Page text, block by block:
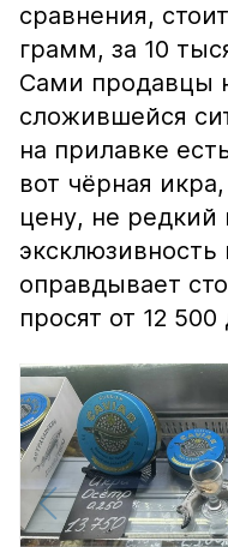
сравнения,
грамм, за 10
Сами продавцы
сложившейся
на прилавке
вот чёрная
цену, не редкий
эксклюзивность
оправдывает
просят от 12